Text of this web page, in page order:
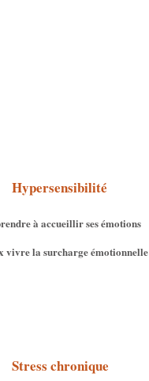
à accueillir ses émotions
vivre la surcharge émotionnelle
Hypersensibilité
Stress chronique